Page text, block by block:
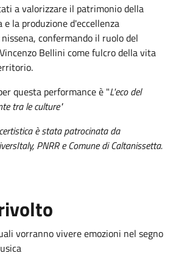
a valorizzare il patrimonio della
e la produzione d'eccellenza
confermando il ruolo del
Bellini come fulcro della vita
questa performance è "L'eco del
tra le culture"
è stata patrocinata da
PNRR e Comune di Caltanissetta.
vorranno vivere emozioni nel segno